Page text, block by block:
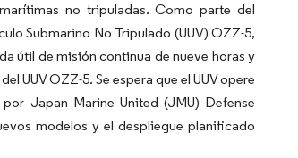
no tripuladas. Como parte del
Submarino No Tripulado (UUV) OZZ-5,
útil de misión continua de nueve horas y
UUV OZZ-5. Se espera que el UUV opere
Japan Marine United (JMU) Defense
modelos y el despliegue planificado